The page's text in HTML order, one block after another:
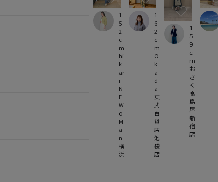
N
E
W
o
M
a
n
横
浜
hi
k
ar
i
1
5
2
c
m
東
武
百
貨
店
池
袋
店
O
k
a
d
a
1
6
2
c
m
髙
島
屋
新
宿
店
お
さ
く
1
5
9
c
m